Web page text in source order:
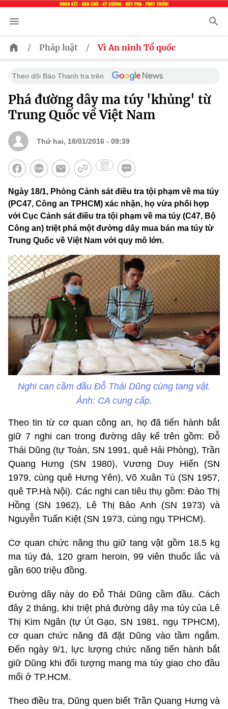
/ Pháp luật / Vì An ninh Tổ quốc
Theo dõi Báo Thanh tra trên
Phá đường dây ma túy 'khủng' từ
Trung Quốc về Việt Nam
Thứ hai, 18/01/2016 - 09:39
Ngày 18/1, Phòng Cảnh sát điều tra tội phạm về ma túy
(PC47, Công an TPHCM) xác nhận, họ vừa phối hợp
với Cục Cảnh sát điều tra tội phạm về ma túy (C47, Bộ
Công an) triệt phá một đường dây mua bán ma túy từ
Trung Quốc về Việt Nam với quy mô lớn.
Nghi can cầm đầu Đỗ Thái Dũng cùng tang vật.
Ảnh: CA cung cấp.
Theo tin từ cơ quan công an, họ đã tiến hành bắt
giữ 7 nghi can trong đường dây kể trên gồm: Đỗ
Thái Dũng (tự Toàn, SN 1991, quê Hải Phòng), Trần
Quang Hưng (SN 1980), Vương Duy Hiển (SN
1979, cùng quê Hưng Yên), Võ Xuân Tú (SN 1957,
quê TP.Hà Nội). Các nghi can tiêu thụ gồm: Đào Thị
Hồng (SN 1962), Lê Thị Bảo Anh (SN 1973) và
Nguyễn Tuấn Kiệt (SN 1973, cùng ngụ TPHCM).
Cơ quan chức năng thu giữ tang vật gồm 18.5 kg
ma túy đá, 120 gram heroin, 99 viên thuốc lắc và
gần 600 triệu đồng.
Đường dây này do Đỗ Thái Dũng cầm đầu. Cách
đây 2 tháng, khi triệt phá đường dây ma túy của Lê
Thị Kim Ngân (tự Út Gạo, SN 1981, ngụ TPHCM),
cơ quan chức năng đã đặt Dũng vào tầm ngắm.
Đến ngày 9/1, lực lượng chức năng tiến hành bắt
giữ Dũng khi đối tượng mang ma túy giao cho đầu
mối ở TP.HCM.
Theo điều tra, Dũng quen biết Trần Quang Hưng và